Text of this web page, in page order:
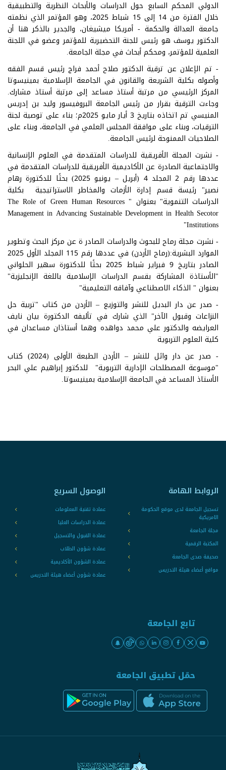
الدولي المحكم السابع حول الدراسات والأبحاث النظرية والتطبيقية
خلال الفترة من 14 إلى 15 شباط 2025، وهو المؤتمر الذي نظمته
جامعة العدالة والحكمة - أمريكا ميشيغان، والجدير بالذكر هنا أن
الدكتور يوسف هو رئيس للجنة التحضيرية للمؤتمر وعضو في اللجنة
العلمية للمؤتمر، ومحكم أبحاث في مجلة الجامعة.
- تم الإعلان عن ترقية الدكتور صلاح أحمد فراج رئيس قسم الفقه
وأصوله بكلية الشريعة والقانون في الجامعة الإسلامية بمينيسوتا
المركز الرئيسي من مرتبة أستاذ مساعد إلى مرتبة أستاذ مشارك.
وجاءت الترقية بقرار من رئيس الجامعة البروفيسور وليد بن إدريس
المنيسي تم اتخاذه بتاريخ 3 أيار مايو 2025م؛ بناء على توصية لجنة
الترقيات، وبناء على موافقة المجلس العلمي في الجامعة، وبناء على
الصلاحيات الممنوحة لرئيس الجامعة.
- نشرت المجلة الأفريقية للدراسات المتقدمة في العلوم الإنسانية
والاجتماعية الصادرة عن الأكاديمية الأفريقية للدراسات المتقدمة في
عددها رقم 2 المجلد 4 (أبريل – يونيو 2025) بحثًا للدكتورة رهام
نصير" رئيسة قسم إدارة الأزمات والمخاطر الاستراتيجية بكلية
الدراسات التنموية" بعنوان " The Role of Green Human Resources
Management in Advancing Sustainable Development in Health Secotor
Institutions"
- نشرت مجلة رماح للبحوث والدراسات الصادر ة عن مركز البحث وتطوير
الموارد البشرية:(رماح الأردن) في عددها رقم 115 المجلد الأول 2025
الصادر بتاريخ 9 فبراير شباط 2025 بحثًا للدكتورة سهير الحلواني
"الأستاذة المشاركة بقسم الدراسات الإسلامية باللغة الإنجليزية"
بعنوان " الذكاء الاصطناعي وآفاقه التعليمية"
- صدر عن دار البديل للنشر والتوزيع – الأردن من كتاب "تربية حل
النزاعات وقبول الآخر" الذي شارك في تأليفه الدكتورة بيان نايف
العرايضه والدكتور علي محمد دواهده وهما أستاذان مساعدان في
كلية العلوم التربوية
- صدر عن دار وائل للنشر – الأردن الطبعة الأولى (2024) كتاب
"موسوعة المصطلحات الإدارية التربوية" للدكتور إبراهيم علي البحر
الأستاذ المساعد في الجامعة الإسلامية بمينيسوتا.
الروابط الهامة
تسجيل الجامعة لدى موقع الحكومة
الامريكية
مجلة الجامعة
المكتبة الرقمية
صحيفة صدى الجامعة
مواقع أعضاء هيئة التدريس
الوصول السريع
عمادة تقنية المعلومات
عمادة الدراسات العليا
عمادة القبول والتسجيل
عمادة شؤون الطلاب
عمادة الشؤون الأكاديمية
عمادة شؤون أعضاء هيئة التدريس
تابع الجامعة
حمّل تطبيق الجامعة